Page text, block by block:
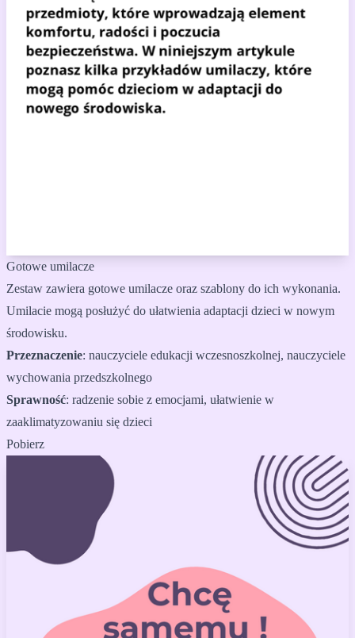
Gotowe umilacze
Zestaw zawiera gotowe umilacze oraz szablony do ich wykonania.
Umilacie mogą posłużyć do ułatwienia adaptacji dzieci w nowym
środowisku.
Przeznaczenie: nauczyciele edukacji wczesnoszkolnej, nauczyciele
wychowania przedszkolnego
Sprawność: radzenie sobie z emocjami, ułatwienie w
zaaklimatyzowaniu się dzieci
Pobierz